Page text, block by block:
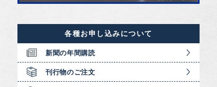
各種お申し込みについて
新聞の年間購読
刊行物のご注文